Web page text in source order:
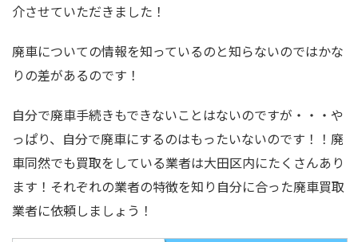
介させていただきました！
廃車についての情報を知っているのと知らないのではかな
りの差があるのです！
自分で廃車手続きもできないことはないのですが・・・や
っぱり、自分で廃車にするのはもったいないのです！！廃
車同然でも買取をしている業者は大田区内にたくさんあり
ます！それぞれの業者の特徴を知り自分に合った廃車買取
業者に依頼しましょう！